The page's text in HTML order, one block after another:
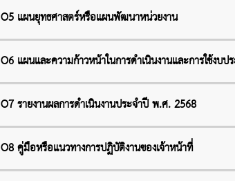
O5 แผนยุทธศาสตร์หรือแผนพัฒนาหน่วยงาน
O6 แผนและความก้าวหน้าในการดำเนินงานและการใช้ง
O7 รายงานผลการดำเนินงานประจำปี พ.ศ. 2568
O8 คู่มือหรือแนวทางการปฏิบัติงานของเจ้าหน้าที่